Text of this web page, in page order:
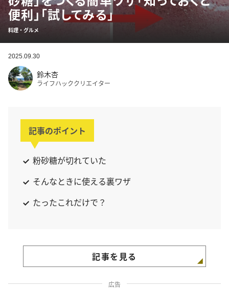
便利」「試してみる」
料理・グルメ
2025.09.30
鈴木杏
ライフハッククリエイター
記事のポイント
粉砂糖が切れていた
そんなときに使える裏ワザ
たったこれだけで？
記事を見る
広告